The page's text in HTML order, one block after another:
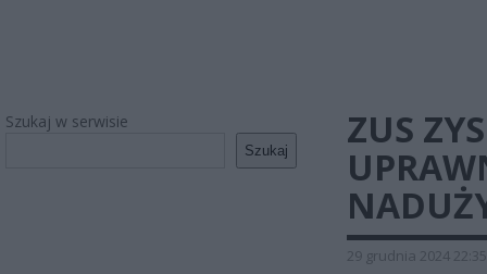
Szukaj w serwisie
Szukaj
ZUS
29 grudnia 2024 22:35